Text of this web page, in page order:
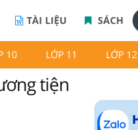
TÀI LIỆU SÁCH
10 LỚP 11 LỚP 12
tiện